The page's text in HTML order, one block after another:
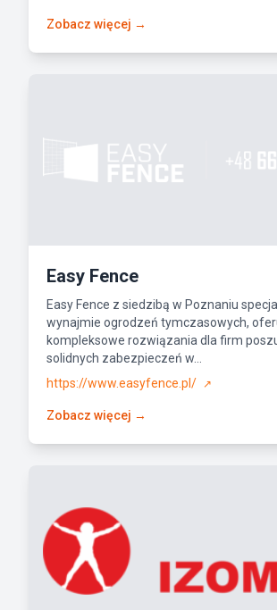
Zobacz więcej →
Easy Fence
Easy Fence z siedzibą w Poznaniu
wynajmie ogrodzeń tymczasowych,
kompleksowe rozwiązania dla firm
solidnych zabezpieczeń w...
https://www.easyfence.pl/
↗
Zobacz więcej →